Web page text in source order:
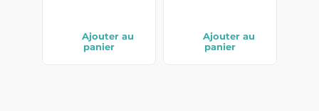
Ajouter au
panier
Ajouter au
panier